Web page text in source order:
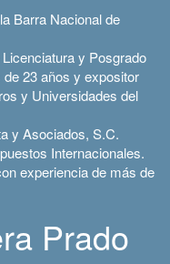
Barra Nacional de
y Posgrado
23 años y expositor
y Universidades del
y Asociados, S.C.
Internacionales.
experiencia de más de
Prado